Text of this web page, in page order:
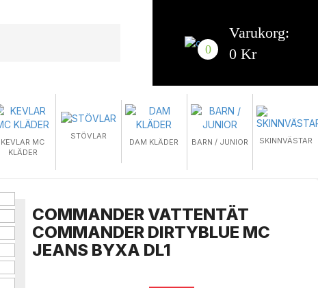
0
Varukorg:
0 Kr
KEVLAR MC
KLÄDER
STÖVLAR
DAM KLÄDER BARN / JUNIOR SKINNVÄSTAR
COMMANDER VATTENTÄT
COMMANDER DIRTYBLUE MC
JEANS BYXA DL1